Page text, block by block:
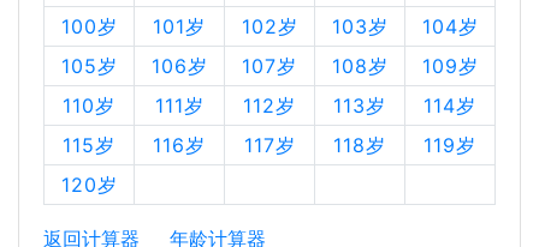
100岁
101岁 102岁 103岁
104岁
105岁
106岁 107岁 108岁
109岁
110岁
111岁 112岁 113岁
114岁
115岁
116岁 117岁 118岁
119岁
120岁
返回计算器 年龄计算器